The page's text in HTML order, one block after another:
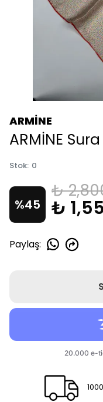
ARMİNE
ARMİNE
Stok: 0
%45
₺
₺
Paylaş: